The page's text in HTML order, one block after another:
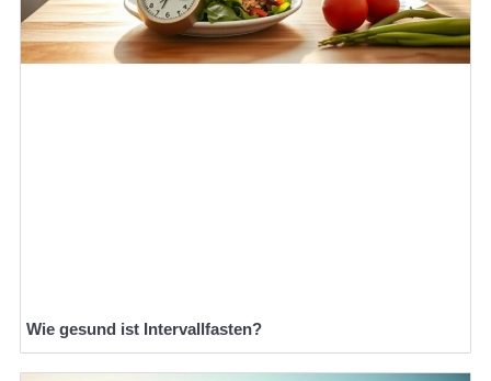
Wie gesund ist Intervallfasten?